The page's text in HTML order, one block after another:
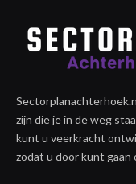
zijn die je in de weg
kunt u veerkracht
zodat u door kunt gaan